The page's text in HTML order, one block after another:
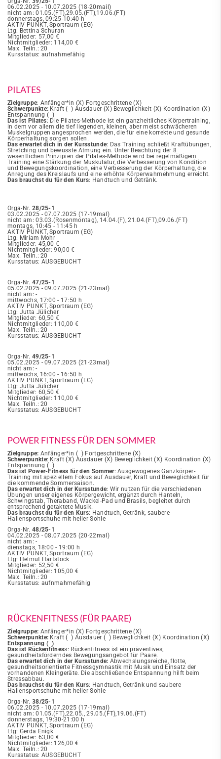
06.02.2025 - 10.07.2025 (18-20mail)
nicht am: 01.05.(FT),29.05.(FT),19.06.(FT)
donnerstags, 09:25-10:40 h
AKTIV PUNKT, Sportraum (EG)
Ltg: Bettina Schuran
Mitglieder: 57,00 €
Nichtmitglieder: 114,00 €
Max. Teiln.: 20
Kursstatus: aufnahmefähig
PILATES
Zielgruppe: Anfänger*in (X) Fortgeschrittene (X)
Schwerpunkte: Kraft ( ) Ausdauer (X) Beweglichkeit (X) Koordination (X)
Entspannung ( )
Das ist Pilates: Die Pilates-Methode ist ein ganzheitliches Körpertraining,
in dem vor allem die tief liegenden, kleinen, aber meist schwächeren
Muskelgruppen angesprochen werden, die für eine korrekte und gesunde
Körperhaltung sorgen sollen.
Das erwartet dich in der Kursstunde: Das Training schließt Kraftübungen,
Stretching und bewusste Atmung ein. Unter Beachtung der 8
wesentlichen Prinzipien der Pilates-Methode wird bei regelmäßigem
Training eine Stärkung der Muskulatur, die Verbesserung von Kondition
und Bewegungskoordination, eine Verbesserung der Körperhaltung, die
Anregung des Kreislaufs und eine erhöhte Körperwahrnehmung erreicht.
Das brauchst du für den Kurs: Handtuch und Getränk.
Orga-Nr. 28/25-1
03.02.2025 - 07.07.2025 (17-19mal)
nicht am: 03.03.(Rosenmontag), 14.04.(F), 21.04.(FT),09.06.(FT)
montags, 10:45 - 11:45 h
AKTIV PUNKT, Sportraum (EG)
Ltg: Miriam Mohr
Mitglieder: 45,00 €
Nichtmitglieder: 90,00 €
Max. Teiln.: 20
Kursstatus: AUSGEBUCHT
Orga-Nr. 47/25-1
05.02.2025 - 09.07.2025 (21-23mal)
nicht am: -
mittwochs, 17:00 - 17:50 h
AKTIV PUNKT, Sportraum (EG)
Ltg: Jutta Jülicher
Mitglieder: 60,50 €
Nichtmitglieder: 110,00 €
Max. Teiln.: 20
Kursstatus: AUSGEBUCHT
Orga-Nr. 49/25-1
05.02.2025 - 09.07.2025 (21-23mal)
nicht am: -
mittwochs, 16:00 - 16:50 h
AKTIV PUNKT, Sportraum (EG)
Ltg: Jutta Jülicher
Mitglieder: 60,50 €
Nichtmitglieder: 110,00 €
Max. Teiln.: 20
Kursstatus: AUSGEBUCHT
POWER FITNESS FÜR DEN SOMMER
Zielgruppe: Anfänger*in ( ) Fortgeschrittene (X)
Schwerpunkte: Kraft (X) Ausdauer (X) Beweglichkeit (X) Koordination (X)
Entspannung ( )
Das ist Power-Fitness für den Sommer: Ausgewogenes Ganzkörper-
Training mit speziellem Fokus auf Ausdauer, Kraft und Beweglichkeit für
die kommende Sommersaison.
Das erwartet dich in der Kursstunde: Wir nutzen für die verschiedenen
Übungen unser eigenes Körpergewicht, ergänzt durch Hanteln,
Schwingstab, Theraband, Wackel-Pad und Brasils, begleitet durch
entsprechend getaktete Musik.
Das brauchst du für den Kurs: Handtuch, Getränk, saubere
Hallensportschuhe mit heller Sohle
Orga-Nr. 48/25-1
04.02.2025 - 08.07.2025 (20-22mal)
nicht am: -
dienstags, 18:00 - 19:00 h
AKTIV PUNKT, Sportraum (EG)
Ltg: Helmut Hartstock
Mitglieder: 52,50 €
Nichtmitglieder: 105,00 €
Max. Teiln.: 20
Kursstatus: aufnmahmefähig
RÜCKENFITNESS (FÜR PAARE)
Zielgruppe: Anfänger*in (X) Fortgeschrittene (X)
Schwerpunkte: Kraft ( ) Ausdauer ( ) Beweglichkeit (X) Koordination (X)
Entspannung ( )
Das ist Rückenfitness: Rückenfitness ist ein präventives,
gesundheitsförderndes Bewegungsangebot für Paare.
Das erwartet dich in der Kursstunde: Abwechslungsreiche, flotte,
gesundheitsorientierte Fitnessgymnastik mit Musik und Einsatz der
vorhandenen Kleingeräte. Die abschließende Entspannung hilft beim
Stressabbau.
Das brauchst du für den Kurs: Handtuch, Getränk und saubere
Hallensportschuhe mit heller Sohle
Orga-Nr. 38/25-1
06.02.2025 - 10.07.2025 (17-19mal)
nicht am: 01.05.(FT),22.05., 29.05.(FT),19.06.(FT)
donnerstags, 19:30-21:00 h
AKTIV PUNKT, Sportraum (EG)
Ltg: Gerda Enigk
Mitglieder: 63,00 €
Nichtmitglieder: 126,00 €
Max. Teiln.: 20
Kursstatus: AUSGEBUCHT